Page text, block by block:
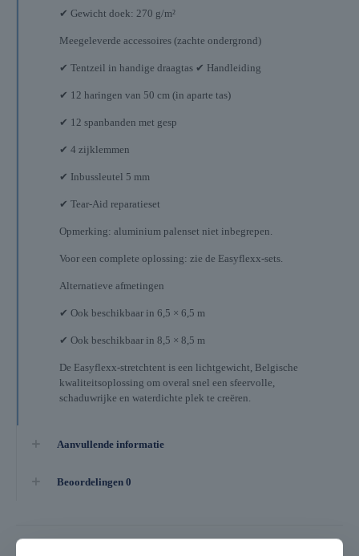
✔ Gewicht doek: 270 g/m²
Meegeleverde accessoires (zachte ondergrond)
✔ Tentzeil in handige draagtas ✔ Handleiding
✔ 12 haringen van 50 cm (in aparte tas)
✔ 12 spanbanden met gesp
✔ 4 zijklemmen
✔ Inbussleutel 5 mm
✔ Tear-Aid reparatieset
Opmerking: aluminium palenset niet inbegrepen.
Voor een complete oplossing: zie de Easyflexx-sets.
Alternatieve afmetingen
✔ Ook beschikbaar in 6,5 × 6,5 m
✔ Ook beschikbaar in 8,5 × 8,5 m
De Easyflexx-stretchtent is een lichtgewicht, Belgische
kwaliteitsoplossing om overal snel een sfeervolle,
schaduwrijke en waterdichte plek te creëren.
Aanvullende informatie
Beoordelingen 0
Gerelateerde producten